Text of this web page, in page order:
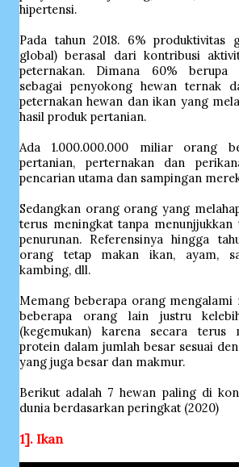
hipertensi.
Pada tahun 2018. 6% produktivitas
global) berasal dari kontribusi
peternakan. Dimana 60% berupa
sebagai penyokong hewan ternak
peternakan hewan dan ikan yang
hasil produk pertanian.
Ada 1.000.000.000 miliar orang
pertanian, perternakan dan
pencarian utama dan sampingan
Sedangkan orang orang yang
terus meningkat tanpa
penurunan. Referensinya hingga
orang tetap makan ikan, ayam,
kambing, dll.
Memang beberapa orang mengalami
beberapa orang lain justru
(kegemukan) karena secara terus
protein dalam jumlah besar sesuai
yang juga besar dan makmur.
Berikut adalah 7 hewan paling di
dunia berdasarkan peringkat (2020)
1]. Ikan